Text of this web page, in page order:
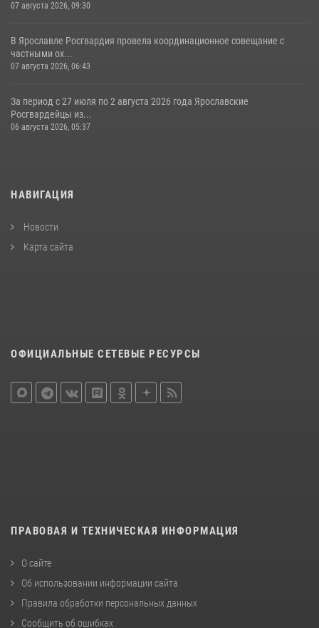
07 августа 2026, 09:30
В Ярославле Росгвардия провела координационное совещание с
частными ох...
07 августа 2026, 06:43
За период с 27 июля по 2 августа 2026 года Ярославские
Росгвардейцы из...
06 августа 2026, 05:37
НАВИГАЦИЯ
Новости
Карта сайта
ОФИЦИАЛЬНЫЕ СЕТЕВЫЕ РЕСУРСЫ
ПРАВОВАЯ И ТЕХНИЧЕСКАЯ ИНФОРМАЦИЯ
О сайте
Об использовании информации сайта
Правила обработки персональных данных
Сообщить об ошибках